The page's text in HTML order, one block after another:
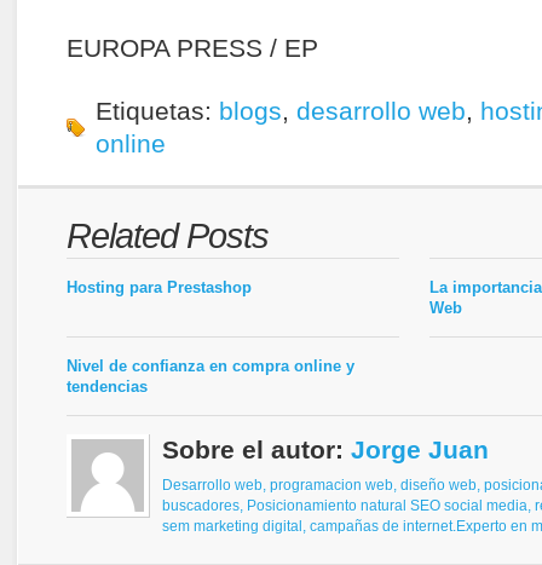
EUROPA PRESS / EP
Etiquetas: blogs, desarrollo web,
online
Related Posts
Hosting para Prestashop
La
Web
Nivel de confianza en compra online y
tendencias
Sobre el autor: Jorge Juan
Desarrollo web, programacion web, diseño web,
buscadores, Posicionamiento natural SEO social media,
sem marketing digital, campañas de internet.Experto en